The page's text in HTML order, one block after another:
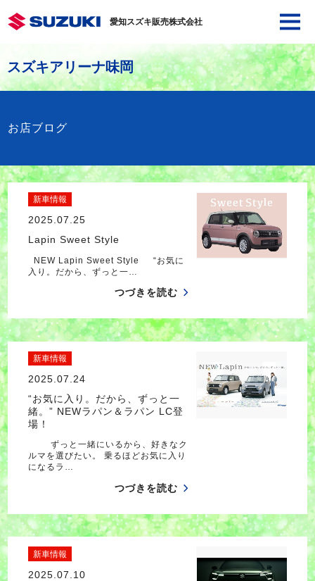
愛知スズキ販売株式会社
スズキアリーナ味岡
お店ブログ
新車情報
2025.07.25
Lapin Sweet Style
NEW Lapin Sweet Style “お気に
入り。だから、ずっと一…
つづきを読む
新車情報
2025.07.24
“お気に入り。だから、ずっと一
緒。” NEWラパン＆ラパン LC登
場！
ずっと一緒にいるから、好きなク
ルマを選びたい。 乗るほどお気に入り
になるラ…
つづきを読む
新車情報
2025.07.10